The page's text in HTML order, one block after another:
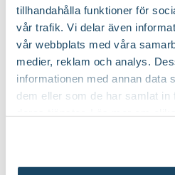
tillhandahålla funktioner för
vår trafik. Vi delar även
vår webbplats med våra
medier, reklam och analys.
informationen med annan data
dem eller som de har samlat in
Välj butik
Till Produkten
till Blå bolltistel